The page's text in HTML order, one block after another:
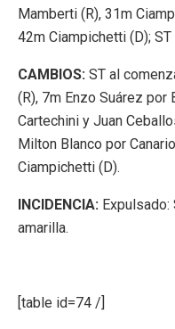
Mamberti (R), 31m
42m Ciampichetti (D);
CAMBIOS: ST al
(R), 7m Enzo Suárez por
Cartechini y Juan
Milton Blanco por
Ciampichetti (D).
INCIDENCIA: Expulsado:
amarilla.
[table id=74 /]